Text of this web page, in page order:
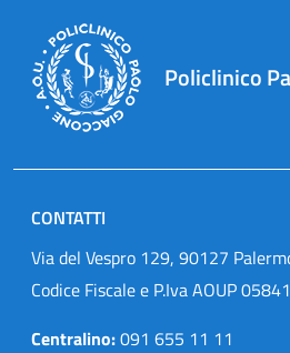
Policlinico
CONTATTI
Via del Vespro 129, 90127
Codice Fiscale e P.Iva AOUP
Centralino:091 655 11 11